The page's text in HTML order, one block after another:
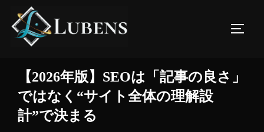
【2026年版】SEOは「記事の良さ」
ではなく“サイト全体の理解設
計”で決まる